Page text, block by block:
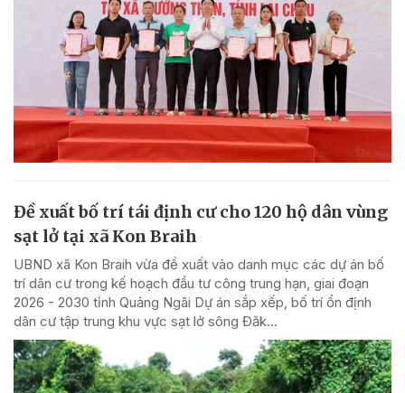
Đề xuất bố trí tái định cư cho 120 hộ dân vùng
sạt lở tại xã Kon Braih
UBND xã Kon Braih vừa đề xuất vào danh mục các dự án bố
trí dân cư trong kế hoạch đầu tư công trung hạn, giai đoạn
2026 - 2030 tỉnh Quảng Ngãi Dự án sắp xếp, bố trí ổn định
dân cư tập trung khu vực sạt lở sông Đăk...